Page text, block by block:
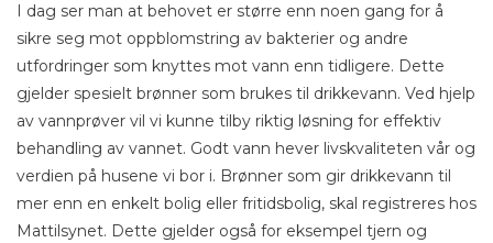
I dag ser man at behovet er større enn noen gang for å
sikre seg mot oppblomstring av bakterier og andre
utfordringer som knyttes mot vann enn tidligere. Dette
gjelder spesielt brønner som brukes til drikkevann. Ved hjelp
av vannprøver vil vi kunne tilby riktig løsning for effektiv
behandling av vannet. Godt vann hever livskvaliteten vår og
verdien på husene vi bor i. Brønner som gir drikkevann til
mer enn en enkelt bolig eller fritidsbolig, skal registreres hos
Mattilsynet. Dette gjelder også for eksempel tjern og